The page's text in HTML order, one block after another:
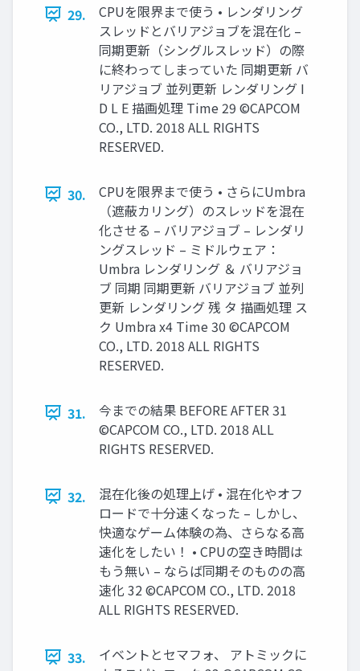
29.
CPUを限界まで使う • レンダリング
スレッドとバリアジョブを混在化 –
同期更新（シングルスレッド）の際
に終わってしまっていた 同期更新 バ
リアジョブ 並列更新 レンダリング I
D L E 描画処理 Time 29 ©CAPCOM
CO., LTD. 2018 ALL RIGHTS
RESERVED.
30.
CPUを限界まで使う • さらにUmbra
（遮蔽カリング）のスレッドを混在
化させる – バリアジョブ – レンダリ
ングスレッド – ミドルウェア：
Umbra レンダリング ＆ バリアジョ
ブ 同期 同期更新 バリアジョブ 並列
更新 レンダリング 残 タ 描画処理 ス
ク Umbra x4 Time 30 ©CAPCOM
CO., LTD. 2018 ALL RIGHTS
RESERVED.
31.
今までの結果 BEFORE AFTER 31
©CAPCOM CO., LTD. 2018 ALL
RIGHTS RESERVED.
32.
混在化後の処理上げ • 混在化やオフ
ロードで十分速くなった – しかし、
快適なゲーム体験の為、さらなる高
速化をしたい！ • CPUの空き時間は
もう無い – ならば同期そのものの高
速化 32 ©CAPCOM CO., LTD. 2018
ALL RIGHTS RESERVED.
33.
イベントとセマフォ、 アトミックに